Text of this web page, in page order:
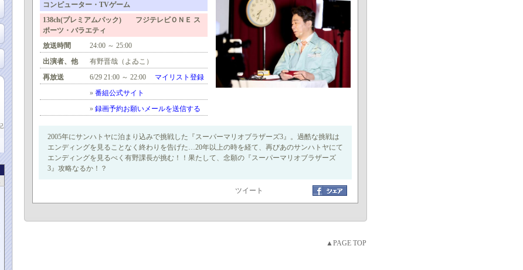
コンピューター・TVゲーム
138ch(プレミアムパック) フジテレビＯＮＥ ス
ポーツ・バラエティ
放送時間
24:00 ～ 25:00
出演者、他
有野晋哉（よゐこ）
再放送
6/29 21:00 ～ 22:00 マイリスト登録
» 番組公式サイト
» 録画予約お願いメールを送信する
2005年にサンハトヤに泊まり込みで挑戦した『スーパーマリオブラザーズ3』。過酷な挑戦は
エンディングを見ることなく終わりを告げた…20年以上の時を経て、再びあのサンハトヤにて
エンディングを見るべく有野課長が挑む！！果たして、念願の『スーパーマリオブラザーズ
3』攻略なるか！？
ツイート
▲PAGE TOP